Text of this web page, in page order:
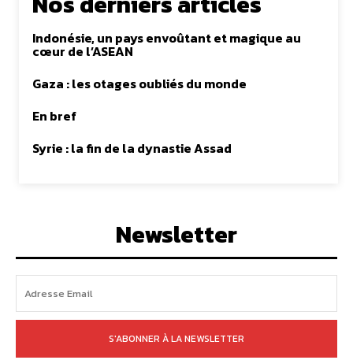
Indonésie, un pays envoûtant et magique au
cœur de l’ASEAN
Gaza : les otages oubliés du monde
En bref
Syrie : la fin de la dynastie Assad
Newsletter
S'ABONNER À LA NEWSLETTER